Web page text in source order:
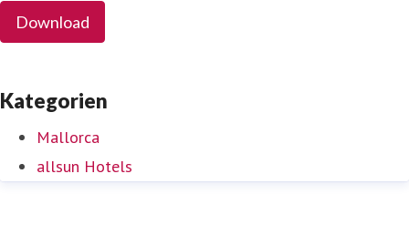
Download
Kategorien
Mallorca
allsun Hotels